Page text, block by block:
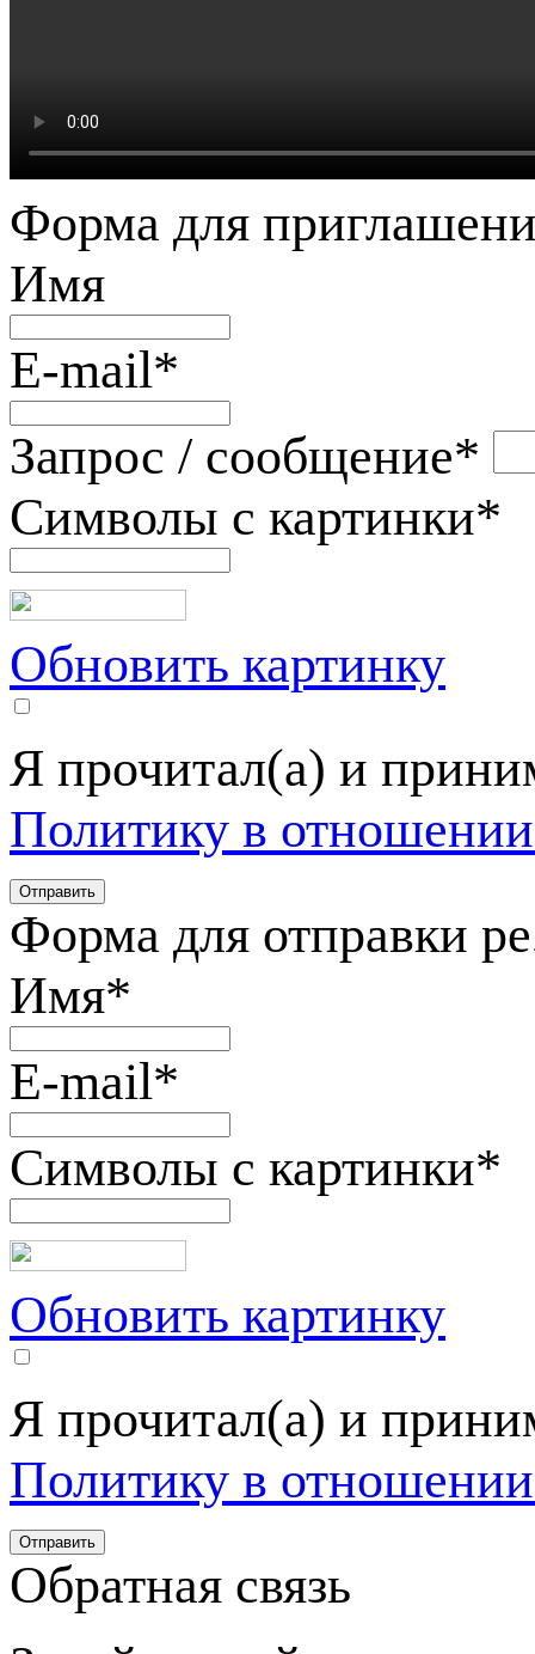
Форма для
Имя
E-mail*
Запрос / сообщение*
Символы с картинки*
Обновить картинку
Я прочитал(а) и
Политику в
Форма для отправки
Имя*
E-mail*
Символы с картинки*
Обновить картинку
Я прочитал(а) и
Политику в
Обратная связь